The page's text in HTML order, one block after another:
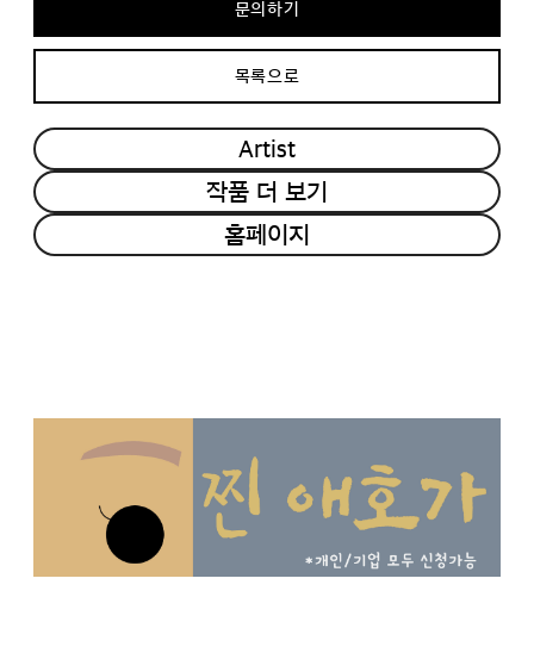
문의하기
목록으로
Artist
작품 더 보기
홈페이지